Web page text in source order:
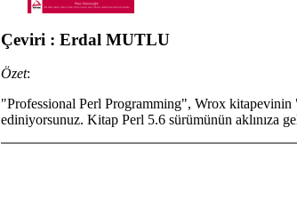
Çeviri : Erdal MUTLU
Özet:
"Professional Perl Programming", Wrox
ediniyorsunuz. Kitap Perl 5.6 sürümünün aklınıza